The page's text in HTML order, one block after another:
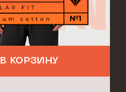
В КОРЗИНУ